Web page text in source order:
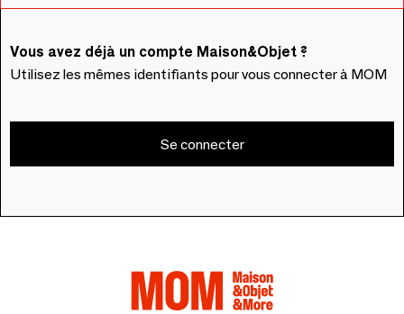
Vous avez déjà un compte Maison&Objet ?
Utilisez les mêmes identifiants pour vous connecter à MOM
Se connecter